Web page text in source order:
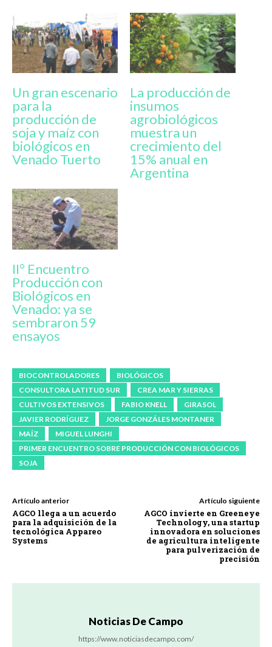
Un gran escenario
para la
producción de
soja y maíz con
biológicos en
Venado Tuerto
La producción de
insumos
agrobiológicos
muestra un
crecimiento del
15% anual en
Argentina
II° Encuentro
Producción con
Biológicos en
Venado: ya se
sembraron 59
ensayos
BIOCONTROLADORES
BIOLÓGICOS
CONSULTORA LATITUD SUR
CREA MAR Y SIERRAS
CULTIVOS EXTENSIVOS
FABIO KNELL
GIRASOL
JAVIER RODRÍGUEZ
JORGE GONZÁLES MONTANER
MAÍZ
MIGUEL LUNGHI
PRIMER ENCUENTRO SOBRE PRODUCCIÓN CON BIOLÓGICOS
SOJA
Artículo anterior
AGCO llega a un acuerdo
para la adquisición de la
tecnológica Appareo
Systems
Artículo siguiente
AGCO invierte en Greeneye
Technology, una startup
innovadora en soluciones
de agricultura inteligente
para pulverización de
precisión
Noticias De Campo
https://www.noticiasdecampo.com/